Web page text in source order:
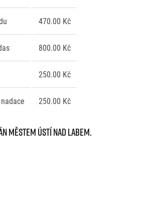
470.00 Kč
800.00 Kč
250.00 Kč
250.00 Kč
městem Ústí nad Labem.